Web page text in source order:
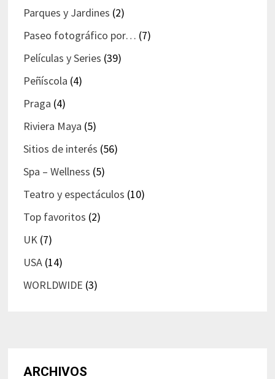
Parques y Jardines (2)
Paseo fotográfico por… (7)
Películas y Series (39)
Peñíscola (4)
Praga (4)
Riviera Maya (5)
Sitios de interés (56)
Spa – Wellness (5)
Teatro y espectáculos (10)
Top favoritos (2)
UK(7)
USA(14)
WORLDWIDE (3)
ARCHIVOS